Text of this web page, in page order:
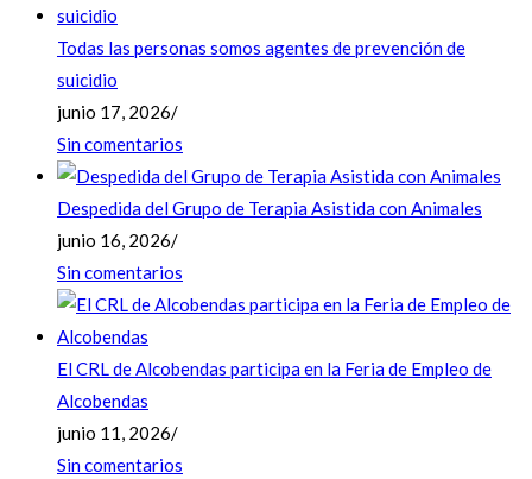
Todas las personas somos agentes de prevención de
suicidio
junio 17, 2026/
Sin comentarios
Despedida del Grupo de Terapia Asistida con Animales
junio 16, 2026/
Sin comentarios
El CRL de Alcobendas participa en la Feria de Empleo de
Alcobendas
junio 11, 2026/
Sin comentarios